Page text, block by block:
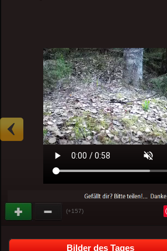
(+157)
Bilder des Tages